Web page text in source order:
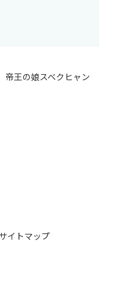
帝王の娘スベクヒャン
サイトマップ